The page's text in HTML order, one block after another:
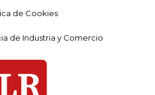
de Cookies
de Industria y Comercio